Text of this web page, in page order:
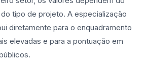
tipo de projeto. A especialização
diretamente para o enquadramento
elevadas e para a pontuação em